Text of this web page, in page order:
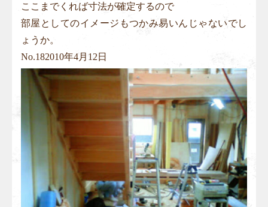
ここまでくれば寸法が確定するので
部屋としてのイメージもつかみ易いんじゃないでし
ょうか。
No.182010年4月12日